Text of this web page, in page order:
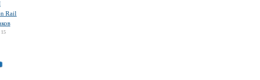
Rail
15